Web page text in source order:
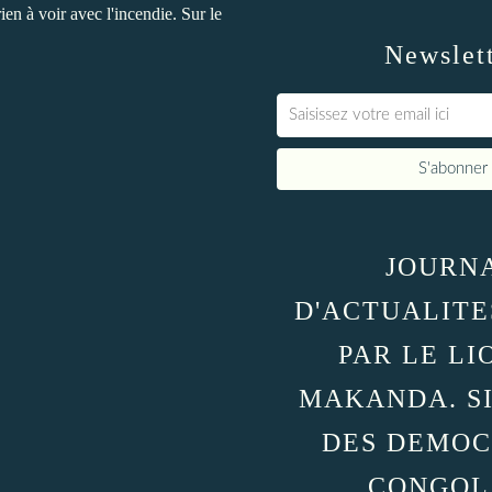
à voir avec l'incendie. Sur le
PAR LE
MAKANDA.
DES